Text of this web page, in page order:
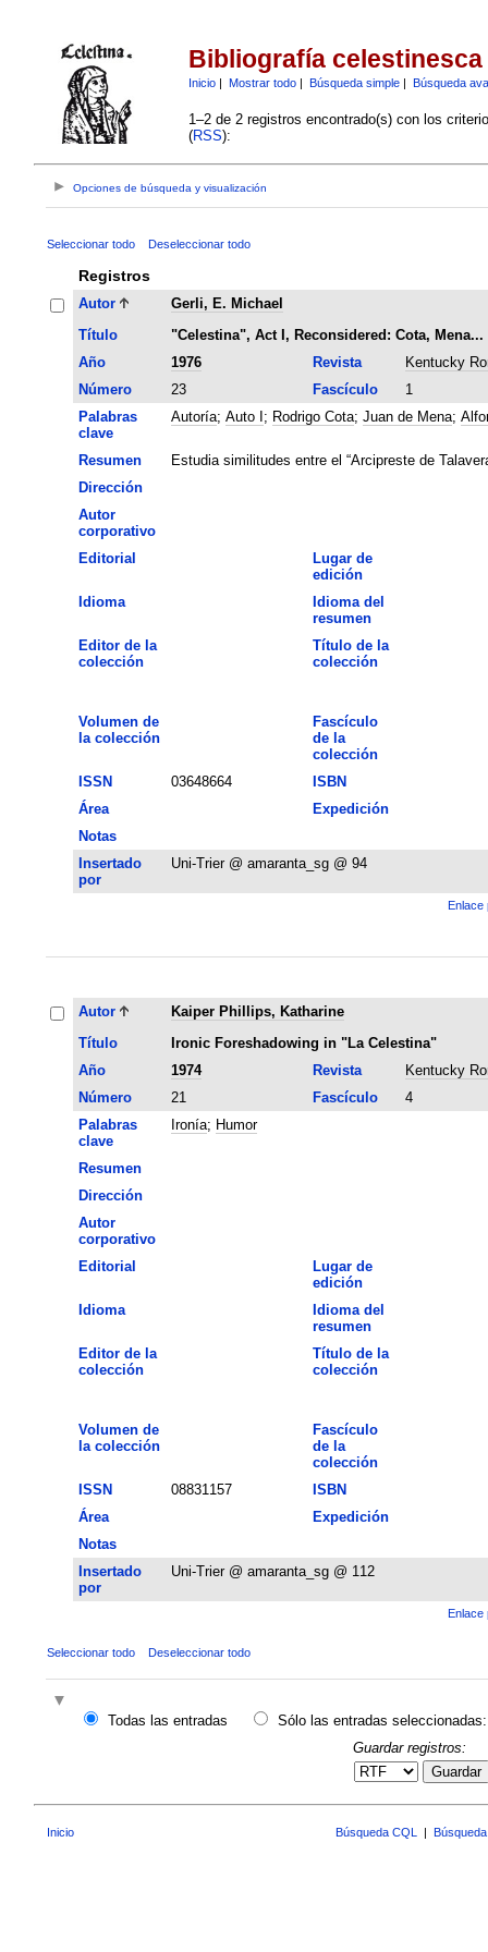
Bibliografía celestinesca
Inicio| Mostrar todo| Búsqueda simple| Búsqueda
1–2 de 2 registros encontrado(s) con los
(RSS):
Opciones de búsqueda y visualización
Seleccionar todo Deseleccionar todo
Registros
Autor
Gerli, E. Michael
Título
"Celestina", Act I, Reconsidered: Cota,
Año
1976 Revista
Kentucky
Número
23 Fascículo
1
Palabras
clave
Autoría; Auto I ; Rodrigo Cota; Juan de Mena;
Resumen
Estudia similitudes entre el “Arcipreste de
Dirección
Autor
corporativo
Editorial
Lugar de
edición
Idioma
Idioma del
resumen
Editor de la
colección
Título de la
colección
Volumen de
la colección
Fascículo
de la
colección
ISSN
03648664
ISBN
Área
Expedición
Notas
Insertado
por
Uni-Trier @ amaranta_sg @ 94
Enlace
Autor
Kaiper Phillips, Katharine
Título
Ironic Foreshadowing in "La Celestina"
Año
1974 Revista
Kentucky
Número
21 Fascículo
4
Palabras
clave
Ironía; Humor
Resumen
Dirección
Autor
corporativo
Editorial
Lugar de
edición
Idioma
Idioma del
resumen
Editor de la
colección
Título de la
colección
Volumen de
la colección
Fascículo
de la
colección
ISSN
08831157
ISBN
Área
Expedición
Notas
Insertado
por
Uni-Trier @ amaranta_sg @ 112
Enlace
Seleccionar todo Deseleccionar todo
Todas las entradas
Sólo las entradas seleccionadas:
Guardar registros:
Guardar
Inicio Búsqueda CQL